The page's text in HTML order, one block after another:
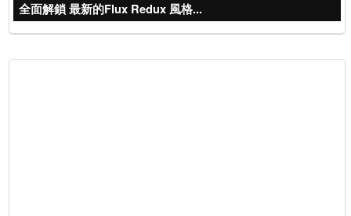
全面解鎖 最新的Flux Redux 風格...